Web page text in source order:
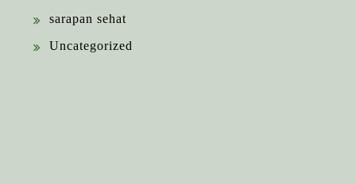
sarapan sehat
Uncategorized